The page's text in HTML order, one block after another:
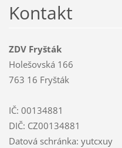
Kontakt
ZDV Fryšták
Holešovská 166
763 16 Fryšták
IČ: 00134881
DIČ: CZ00134881
Datová schránka: yutcxuy